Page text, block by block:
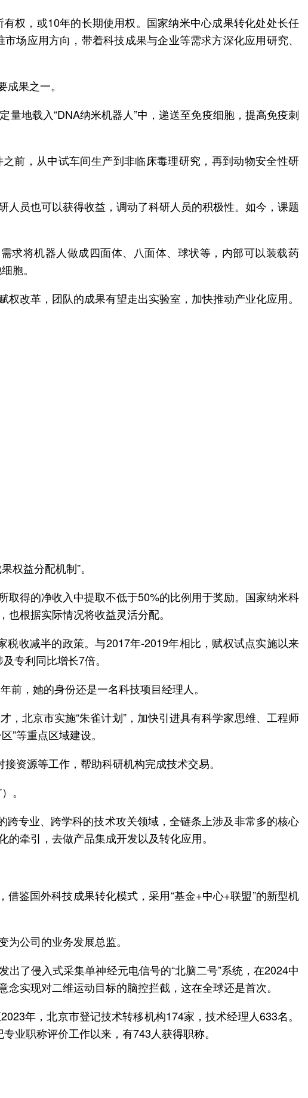
权，或10年的长期使用权。国家纳米中心成果转化处处长任
场应用方向，带着科技成果与企业等需求方深化应用研究、
果之一。
地载入“DNA纳米机器人”中，递送至免疫细胞，提高免疫刺
前，从中试车间生产到非临床毒理研究，再到动物安全性研
员也可以获得收益，调动了科研人员的积极性。如今，课题
求将机器人做成四面体、八面体、球状等，内部可以装载药
胞。
改革，团队的成果有望走出实验室，加快推动产业化应用。
权益分配机制”。
得的净收入中提取不低于50%的比例用于奖励。国家纳米科
根据实际情况将收益灵活分配。
收减半的政策。与2017年-2019年相比，赋权试点实施以来
专利同比增长7倍。
前，她的身份还是一名科技项目经理人。
，北京市实施“朱雀计划”，加快引进具有科学家思维、工程师
”等重点区域建设。
资源等工作，帮助科研机构完成技术交易。
。
专业、跨学科的技术攻关领域，全链条上涉及非常多的核心
牵引，去做产品集成开发以及转化应用。
鉴国外科技成果转化模式，采用“基金+中心+联盟”的新型机
公司的业务发展总监。
了侵入式采集单神经元电信号的“北脑二号”系统，在2024中
实现对二维运动目标的脑控拦截，这在全球还是首次。
年，北京市登记技术转移机构174家，技术经理人633名。
业职称评价工作以来，有743人获得职称。